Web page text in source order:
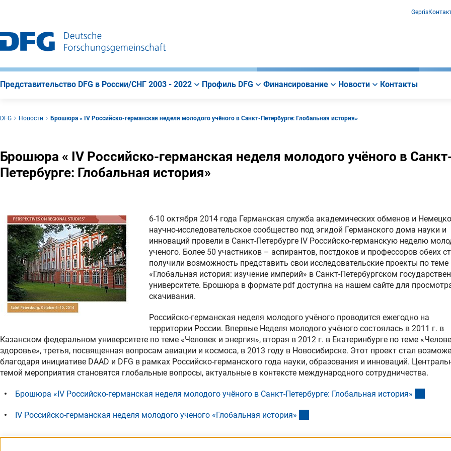
навигации
страницы
Gepris
Представительство DFG в России/СНГ 2003 - 2022 Профиль DFG Финансирование Новости Контакты
DFG Новости Брошюра « IV Российско-германская неделя молодого учёного в Санкт-Петербурге: Глобальная история»
Брошюра « IV Российско-германская неделя молодого учёного в
Петербурге: Глобальная история»
6-10 октября 2014 года Германская служба академических обменов и
научно-исследовательское сообщество под эгидой Германского дома науки и
инноваций провели в Санкт-Петербурге IV Российско-германскую неделю
ученого. Более 50 участников – аспирантов, постдоков и профессоров обеих
получили возможность представить свои исследовательские проекты по теме
«Глобальная история: изучение империй» в Санкт-Петербургском
университете. Брошюра в формате pdf доступна на нашем сайте для
скачивания.
Российско-германская неделя молодого учёного проводится ежегодно на
территории России. Впервые Неделя молодого учёного состоялась в 2011 г. в
Казанском федеральном университете по теме «Человек и энергия», вторая в 2012 г. в Екатеринбурге по теме
здоровье», третья, посвященная вопросам авиации и космоса, в 2013 году в Новосибирске. Этот проект стал
благодаря инициативе DAAD и DFG в рамках Российско-германского года науки, образования и инноваций.
темой мероприятия становятся глобальные вопросы, актуальные в контексте международного сотрудничества.
Брошюра «IV Российско-германская неделя молодого учёного в Санкт-Петербурге: Глобальная история»
IV Российско-германская неделя молодого ученого «Глобальная история»